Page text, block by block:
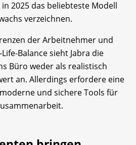
2025 das beliebteste Modell
verzeichnen.
der Arbeitnehmer und
Balance sieht Jabra die
Büro weder als realistisch
an. Allerdings erfordere eine
und sichere Tools für